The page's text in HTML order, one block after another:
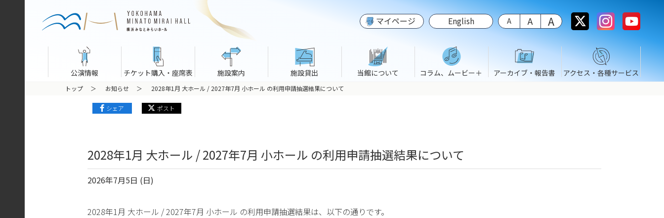
マイページ English
公演情報 チケット購入・座席表 施設案内 施設貸出 当館について コラム、ムービー＋ アーカイブ・報告書 アクセス・各種サービス
トップ お知らせ 2028年1月 大ホール / 2027年7月 小ホール の利用申請抽選結果について
シェア ポスト
2028年1月 大ホール / 2027年7月 小ホール の利用申請抽選結果について
2026年7月5日 (日)
2028年1月 大ホール / 2027年7月 小ホール の利用申請抽選結果は、以下の通りです。